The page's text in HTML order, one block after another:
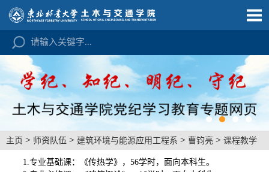
主页 > 师资队伍 > 建筑环境与能源应用工程系 > 曹钧亮 > 课程教学
1.专业基础课：《传热学》，56学时，面向本科生。